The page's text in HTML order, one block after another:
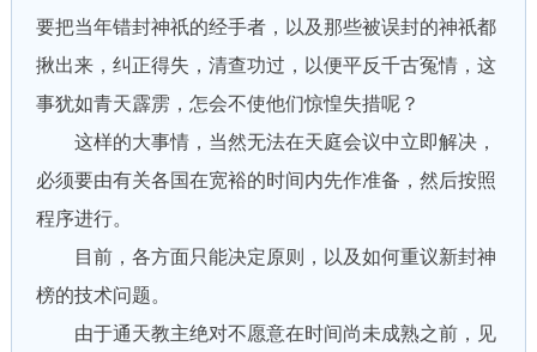
要把当年错封神祇的经手者，以及那些被误封的神祇都
揪出来，纠正得失，清查功过，以便平反千古冤情，这
事犹如青天霹雳，怎会不使他们惊惶失措呢？
这样的大事情，当然无法在天庭会议中立即解决，
必须要由有关各国在宽裕的时间内先作准备，然后按照
程序进行。
目前，各方面只能决定原则，以及如何重议新封神
榜的技术问题。
由于通天教主绝对不愿意在时间尚未成熟之前，见